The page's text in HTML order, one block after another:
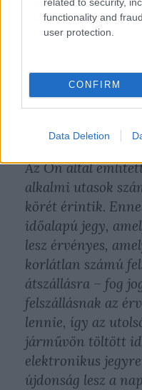
functionality and
user protection.
CONFIRM
Data Deletion
bérletrendszer
szóló közlekedési
és
internetes és
Az Ön által
alkalmi utasok
körét érintik.
időalapú jegy,
lesz érvényes,
korlátlan számú
átszállásra – fog
felszállásnak az
lennie, így az
járművön töltött
elektronikus
újdonság lesz a